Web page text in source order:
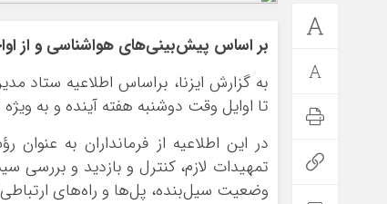
بر اساس پیش‌بینی‌های هواشناسی و از
به گزارش ایزنا، براساس اطلاعیه ستاد
تا اوایل وقت دوشنبه هفته آینده و به
در این اطلاعیه از فرمانداران به
تمهیدات لازم، کنترل و بازدید و
وضعیت سیل‌بنده، پل‌ها و راه‌های ارتباطی